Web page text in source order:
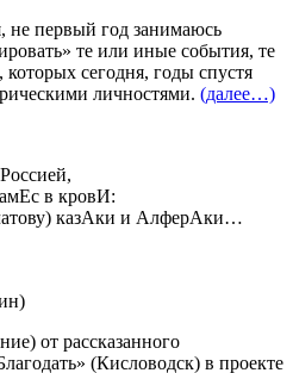
не первый год занимаюсь
те или иные события, те
сегодня, годы спустя
личностями. (далее…)
в кровИ:
казАки и АлферАки…
от рассказанного
(Кисловодск) в проекте